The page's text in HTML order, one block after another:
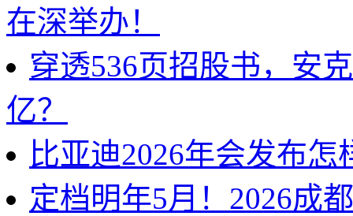
在深举办！
穿透536页招股书，安
亿？
比亚迪2026年会发布
定档明年5月！2026成